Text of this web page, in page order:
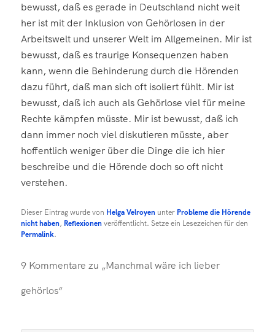
bewusst, daß es gerade in Deutschland nicht weit
her ist mit der Inklusion von Gehörlosen in der
Arbeitswelt und unserer Welt im Allgemeinen. Mir ist
bewusst, daß es traurige Konsequenzen haben
kann, wenn die Behinderung durch die Hörenden
dazu führt, daß man sich oft isoliert fühlt. Mir ist
bewusst, daß ich auch als Gehörlose viel für meine
Rechte kämpfen müsste. Mir ist bewusst, daß ich
dann immer noch viel diskutieren müsste, aber
hoffentlich weniger über die Dinge die ich hier
beschreibe und die Hörende doch so oft nicht
verstehen.
Dieser Eintrag wurde von Helga Velroyen unter Probleme die Hörende
nicht haben, Reflexionenveröffentlicht. Setze ein Lesezeichen für den
Permalink.
9 Kommentare zu „Manchmal wäre ich lieber
gehörlos“